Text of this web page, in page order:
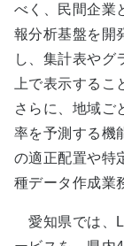
べく、民間企業
報分析基盤を開
し、集計表やグ
上で表示するこ
さらに、地域ご
率を予測する機
の適正配置や特
種データ作成業
愛知県では、